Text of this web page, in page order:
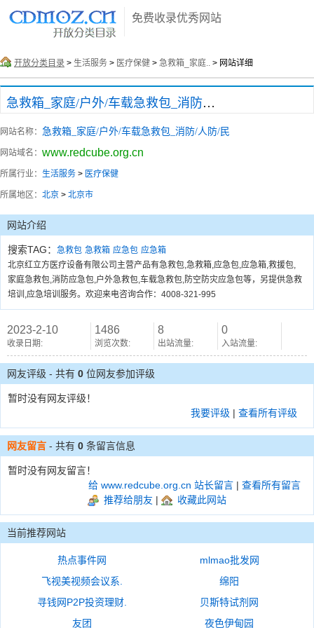
免费收录优秀网站
开放分类目录 > 生活服务 > 医疗保健 > 急救箱_家庭.. > 网站详细
急救箱_家庭/户外/车载急救包_消防/人防/民
网站名称： 急救箱_家庭/户外/车载急救包_消防/人防/民
网站域名： www.redcube.org.cn
所属行业： 生活服务 > 医疗保健
所属地区： 北京 > 北京市
网站介绍
搜索TAG： 急救包 急救箱 应急包 应急箱
北京红立方医疗设备有限公司主营产品有急救包,急救箱,应急包,应急箱,救援包,
家庭急救包,消防应急包,户外急救包,车载急救包,防空防灾应急包等，另提供急救
培训,应急培训服务。欢迎来电咨询合作：4008-321-995
2023-2-10
收录日期:
1486
浏览次数:
8
出站流量:
0
入站流量:
网友评级 - 共有 0 位网友参加评级
暂时没有网友评级！
我要评级 | 查看所有评级
网友留言 - 共有 0 条留言信息
暂时没有网友留言！
给 www.redcube.org.cn 站长留言 | 查看所有留言
推荐给朋友 | 收藏此网站
当前推荐网站
热点事件网
mlmao批发网
飞视美视频会议系.
绵阳
寻钱网P2P投资理财.
贝斯特试剂网
友团
夜色伊甸园